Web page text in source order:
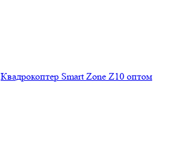
Квадрокоптер Smart Zone Z10 оптом